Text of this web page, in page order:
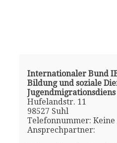
Internationaler Bund
Bildung und soziale
Jugendmigrationsdiens
Hufelandstr. 11
98527 Suhl
Telefonnummer: Keine
Ansprechpartner: